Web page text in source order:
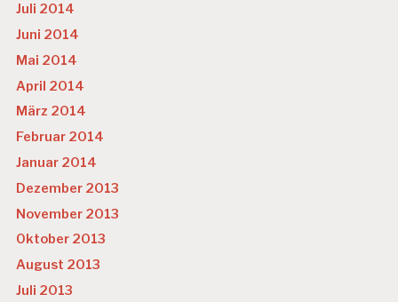
Juli 2014
Juni 2014
Mai 2014
April 2014
März 2014
Februar 2014
Januar 2014
Dezember 2013
November 2013
Oktober 2013
August 2013
Juli 2013